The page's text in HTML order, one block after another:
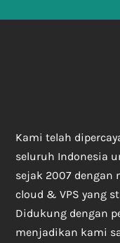
Kami telah
seluruh Indonesia
sejak 2007 dengan
cloud & VPS yang
Didukung dengan
menjadikan kami